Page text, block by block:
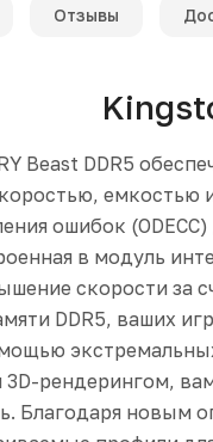
Отзывы
Beast DDR5
емкостью
ошибок
в модуль
скорости за
DDR5, ваших
рендерингом,
Благодаря новым